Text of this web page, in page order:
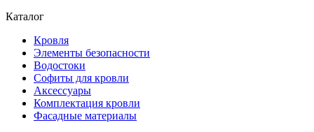
Каталог
Кровля
Элементы безопасности
Водостоки
Софиты для кровли
Аксессуары
Комплектация кровли
Фасадные материалы